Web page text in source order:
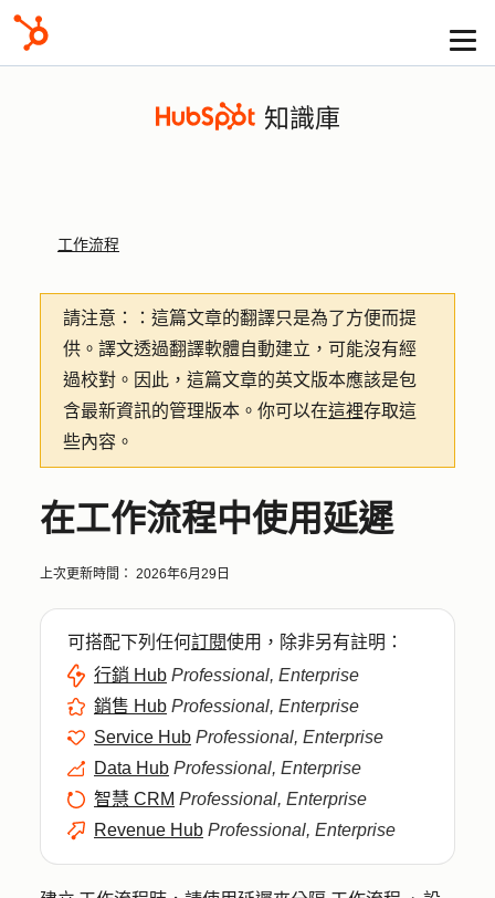
知識庫
工作流程
請注意：
：這篇文章的翻譯只是為了方便而提
供。譯文透過翻譯軟體自動建立，可能沒有經
過校對。因此，這篇文章的英文版本應該是包
含最新資訊的管理版本。你可以在這裡存取這
些內容。
在工作流程中使用延遲
上次更新時間： 2026年6月29日
可搭配下列任何訂閱使用，除非另有註明：
行銷 Hub Professional, Enterprise
銷售 Hub Professional, Enterprise
Service Hub Professional, Enterprise
Data Hub Professional, Enterprise
智慧 CRM Professional, Enterprise
Revenue Hub Professional, Enterprise